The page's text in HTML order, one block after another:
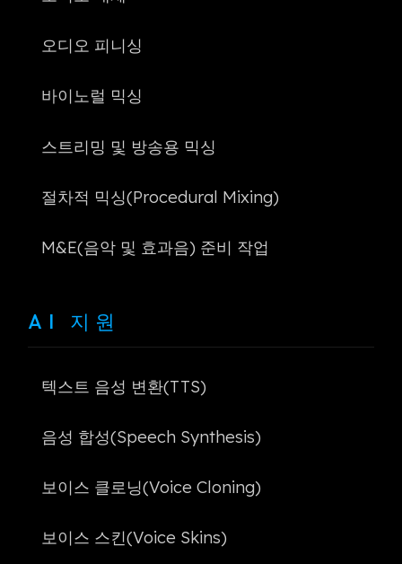
오디오 피니싱
바이노럴 믹싱
스트리밍 및 방송용 믹싱
절차적 믹싱(Procedural Mixing)
M&E(음악 및 효과음) 준비 작업
AI 지원
텍스트 음성 변환(TTS)
음성 합성(Speech Synthesis)
보이스 클로닝(Voice Cloning)
보이스 스킨(Voice Skins)